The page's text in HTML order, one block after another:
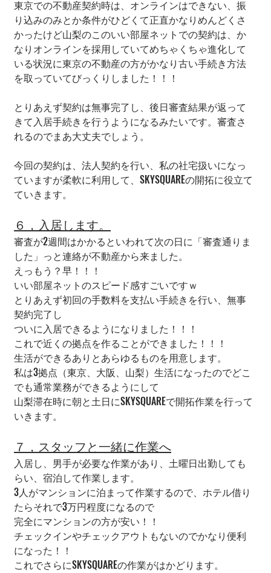
東京での不動産契約時は、オンラインはできない、振
り込みのみとか条件がひどくて正直かなりめんどくさ
かったけど山梨のこのいい部屋ネットでの契約は、か
なりオンラインを採用していてめちゃくちゃ進化して
いる状況に東京の不動産の方がかなり古い手続き方法
を取っていてびっくりしました！！！
とりあえず契約は無事完了し、後日審査結果が返って
きて入居手続きを行うようになるみたいです。審査さ
れるのでまあ大丈夫でしょう。
今回の契約は、法人契約を行い、私の社宅扱いになっ
ていますが柔軟に利用して、SKYSQUAREの開拓に役立て
ていきます。
６，入居します。
審査が2週間はかかるといわれて次の日に「審査通りま
した」っと連絡が不動産から来ました。
えっもう？早！！！
いい部屋ネットのスピード感すごいですｗ
とりあえず初回の手数料を支払い手続きを行い、無事
契約完了し
ついに入居できるようになりました！！！
これで近くの拠点を作ることができました！！！
生活ができるありとあらゆるものを用意します。
私は3拠点（東京、大阪、山梨）生活になったのでどこ
でも通常業務ができるようにして
山梨滞在時に朝と土日にSKYSQUAREで開拓作業を行って
いきます。
７，スタッフと一緒に作業へ
入居し、男手が必要な作業があり、土曜日出勤しても
らい、宿泊して作業します。
3人がマンションに泊まって作業するので、ホテル借り
たらそれで3万円程度になるので
完全にマンションの方が安い！！
チェックインやチェックアウトもないのでかなり便利
になった！！
これでさらにSKYSQUAREの作業がはかどります。